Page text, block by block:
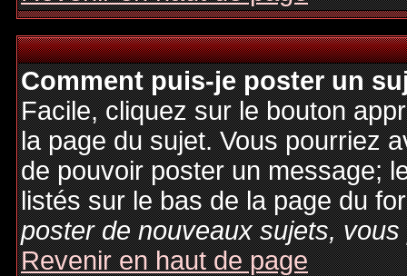
Comment puis-je poster un
Facile, cliquez sur le bouton
la page du sujet. Vous pourriez
de pouvoir poster un message;
listés sur le bas de la page du
poster de nouveaux sujets,
Revenir en haut de page